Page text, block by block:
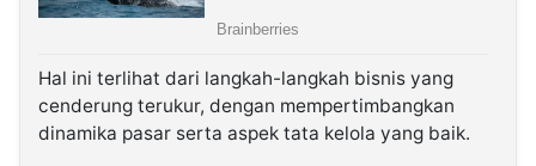
Hal ini terlihat dari langkah-langkah bisnis yang
cenderung terukur, dengan mempertimbangkan
dinamika pasar serta aspek tata kelola yang baik.